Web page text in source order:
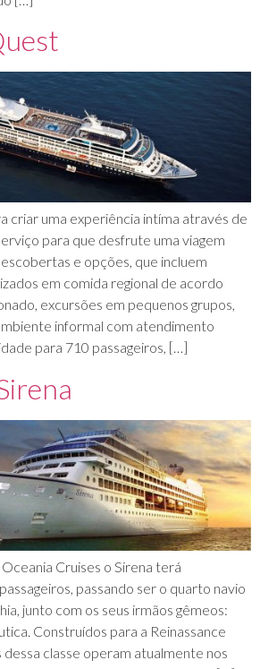
criar uma experiência intíma através de
para que desfrute uma viagem
e opções, que incluem
em comida regional de acordo
excursões em pequenos grupos,
informal com atendimento
para 710 passageiros, […]
Cruises o Sirena terá
passando ser o quarto navio
junto com os seus irmãos gêmeos:
Construídos para a Reinassance
dessa classe operam atualmente nos